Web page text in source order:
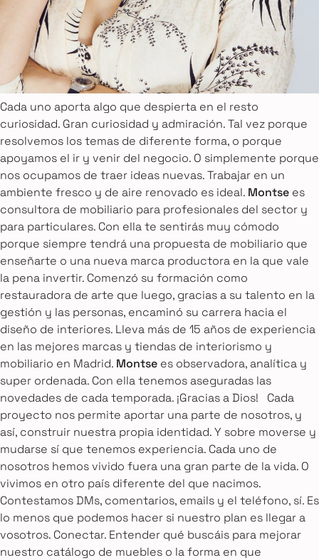
Cada uno aporta algo que despierta en el resto
curiosidad. Gran curiosidad y admiración. Tal vez porque
resolvemos los temas de diferente forma, o porque
apoyamos el ir y venir del negocio. O simplemente porque
nos ocupamos de traer ideas nuevas. Trabajar en un
ambiente fresco y de aire renovado es ideal. Montse es
consultora de mobiliario para profesionales del sector y
para particulares. Con ella te sentirás muy cómodo
porque siempre tendrá una propuesta de mobiliario que
enseñarte o una nueva marca productora en la que vale
la pena invertir. Comenzó su formación como
restauradora de arte que luego, gracias a su talento en la
gestión y las personas, encaminó su carrera hacia el
diseño de interiores. Lleva más de 15 años de experiencia
en las mejores marcas y tiendas de interiorismo y
mobiliario en Madrid. Montse es observadora, analítica y
super ordenada. Con ella tenemos aseguradas las
novedades de cada temporada. ¡Gracias a Dios! Cada
proyecto nos permite aportar una parte de nosotros, y
así, construir nuestra propia identidad. Y sobre moverse y
mudarse sí que tenemos experiencia. Cada uno de
nosotros hemos vivido fuera una gran parte de la vida. O
vivimos en otro país diferente del que nacimos.
Contestamos DMs, comentarios, emails y el teléfono, sí. Es
lo menos que podemos hacer si nuestro plan es llegar a
vosotros. Conectar. Entender qué buscáis para mejorar
nuestro catálogo de muebles o la forma en que